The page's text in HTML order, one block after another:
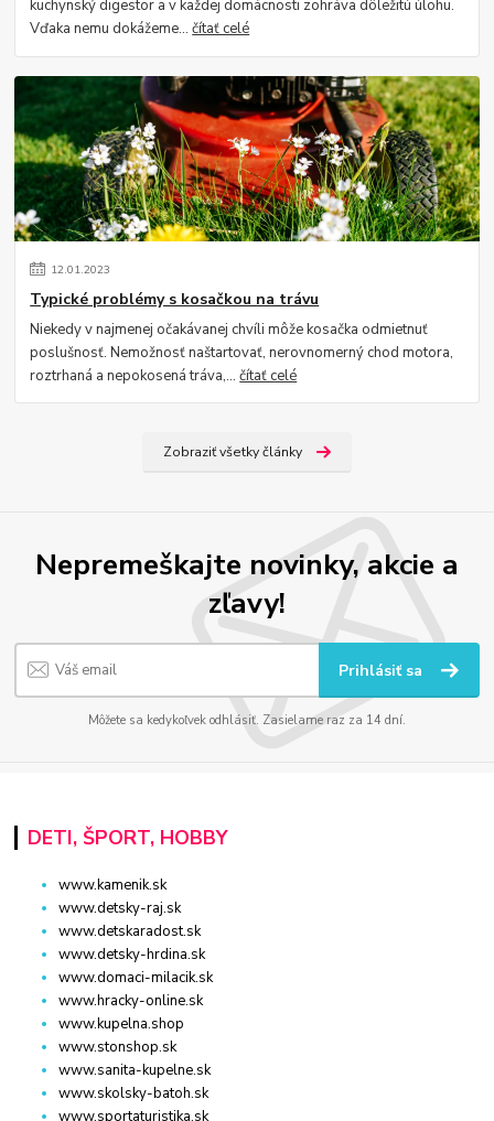
kuchynský digestor a v každej domácnosti zohráva dôležitú úlohu.
Vďaka nemu dokážeme...čítať celé
12.01.2023
Typické problémy s kosačkou na trávu
Niekedy v najmenej očakávanej chvíli môže kosačka odmietnuť
poslušnosť. Nemožnosť naštartovať, nerovnomerný chod motora,
roztrhaná a nepokosená tráva,...čítať celé
Zobraziť všetky články
Nepremeškajte novinky, akcie a
zľavy!
Prihlásiť sa
Môžete sa kedykoľvek odhlásiť. Zasielame raz za 14 dní.
DETI, ŠPORT, HOBBY
www.kamenik.sk
www.detsky-raj.sk
www.detskaradost.sk
www.detsky-hrdina.sk
www.domaci-milacik.sk
www.hracky-online.sk
www.kupelna.shop
www.stonshop.sk
www.sanita-kupelne.sk
www.skolsky-batoh.sk
www.sportaturistika.sk